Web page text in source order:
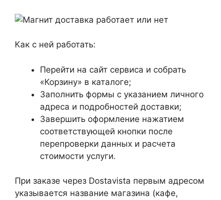
Как с ней работать:
Перейти на сайт сервиса и собрать
«Корзину» в каталоге;
Заполнить формы с указанием личного
адреса и подробностей доставки;
Завершить оформление нажатием
соответствующей кнопки после
перепроверки данных и расчета
стоимости услуги.
При заказе через Dostavista первым адресом
указывается название магазина (кафе,